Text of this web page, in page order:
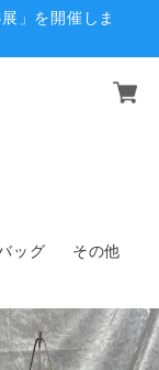
」を開催しま
ッグ その他